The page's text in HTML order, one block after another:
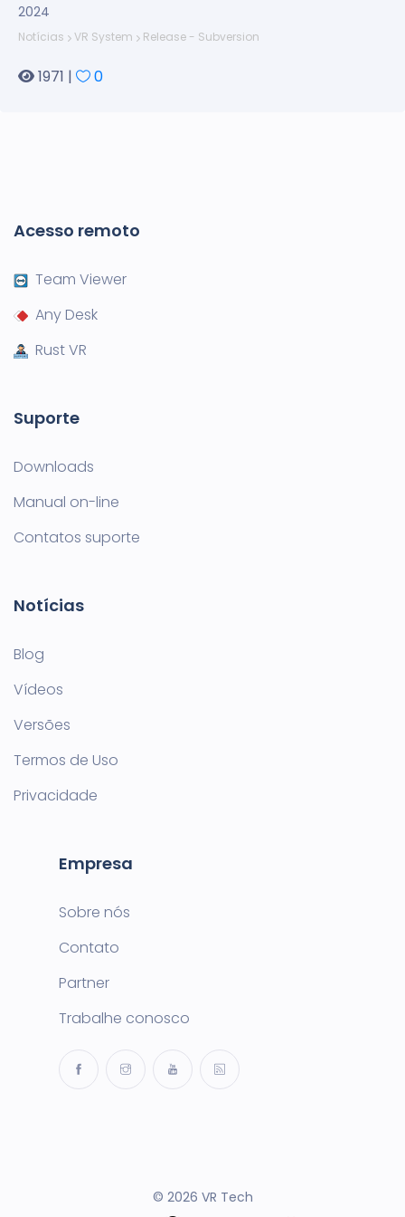
2024
Notícias VR System Release - Subversion
1971 | 0
Acesso remoto
Team Viewer
Any Desk
Rust VR
Suporte
Downloads
Manual on-line
Contatos suporte
Notícias
Blog
Vídeos
Versões
Termos de Uso
Privacidade
Empresa
Sobre nós
Contato
Partner
Trabalhe conosco
© 2026 VR Tech